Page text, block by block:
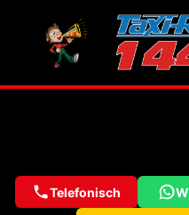
Telefonisch